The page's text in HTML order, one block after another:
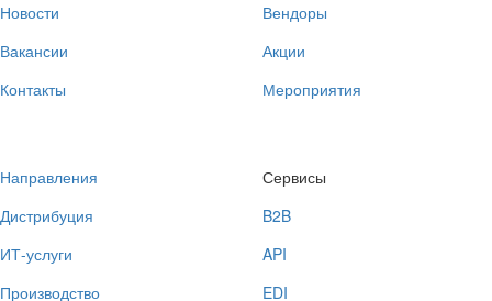
Новости
Вакансии
Контакты
Вендоры
Акции
Мероприятия
Направления
Дистрибуция
ИТ-услуги
Производство
Сервисы
B2B
API
EDI